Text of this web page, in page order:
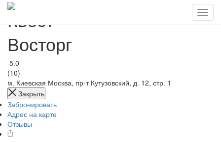
Квест
Восторг
5.0
(10)
м. Киевская Москва, пр-т Кутузовский, д. 12, стр. 1
Закрыть
Забронировать
Адрес на карте
Отзывы